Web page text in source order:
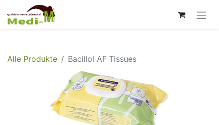
Alle Produkte Bacillol AF Tissues